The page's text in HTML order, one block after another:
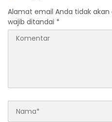
Alamat email Anda tidak akan
wajib ditandai *